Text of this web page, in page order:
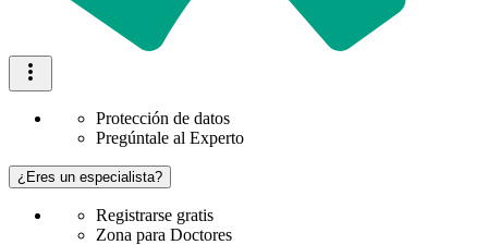
Protección de datos
Pregúntale al Experto
¿Eres un especialista?
Registrarse gratis
Zona para Doctores